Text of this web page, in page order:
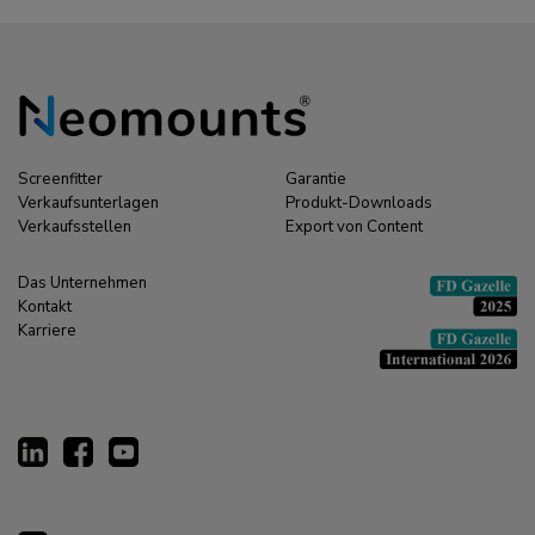
Screenfitter
Verkaufsunterlagen
Verkaufsstellen
Garantie
Produkt-Downloads
Export von Content
Das Unternehmen
Kontakt
Karriere